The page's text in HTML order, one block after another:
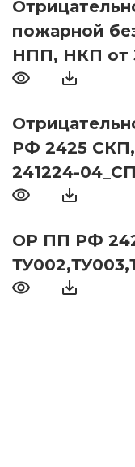
пожарной
НПП, НКП от
РФ 2425
241224-
ОР ПП РФ